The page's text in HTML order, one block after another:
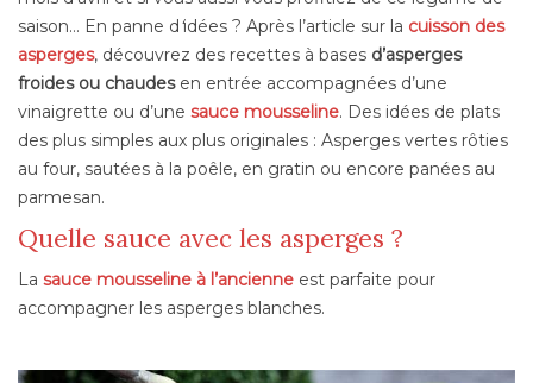
saison… En panne d ‘idées ? Après l’article sur la cuisson des
asperges, découvrez des recettes à bases d’asperges
froides ou chaudesen entrée accompagnées d’une
vinaigrette ou d’une sauce mousseline. Des idées de plats
des plus simples aux plus originales : Asperges vertes rôties
au four, sautées à la poêle, en gratin ou encore panées au
parmesan.
Quelle sauce avec les asperges ?
La sauce mousseline à l’ancienne est parfaite pour
accompagner les asperges blanches.